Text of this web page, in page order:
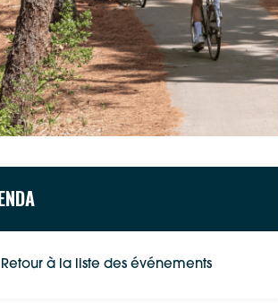
Retour à la liste des événements